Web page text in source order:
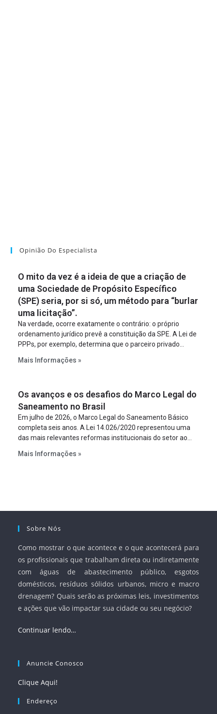
Opinião Do Especialista
O mito da vez é a ideia de que a criação de
uma Sociedade de Propósito Específico
(SPE) seria, por si só, um método para “burlar
uma licitação”.
Na verdade, ocorre exatamente o contrário: o próprio
ordenamento jurídico prevê a constituição da SPE. A Lei de
PPPs, por exemplo, determina que o parceiro privado
empreendimento. Ou seja, a suposta “fraude à licitação” é
projeto a projeto.
Mais Informações »
Os avanços e os desafios do Marco Legal do
Saneamento no Brasil
Em julho de 2026, o Marco Legal do Saneamento Básico
completa seis anos. A Lei 14.026/2020 representou uma
das mais relevantes reformas institucionais do setor ao
serviços, ampliar a participação da iniciativa privada,
Mais Informações »
Sobre Nós
Como mostrar o que acontece e o que acontecerá para
os profissionais que trabalham direta ou indiretamente
com águas de abastecimento público, esgotos
domésticos, resíduos sólidos urbanos, micro e macro
drenagem? Quais serão as próximas leis, investimentos
e ações que vão impactar sua cidade ou seu negócio?
Continuar lendo…
Anuncie Conosco
Clique Aqui!
Endereço